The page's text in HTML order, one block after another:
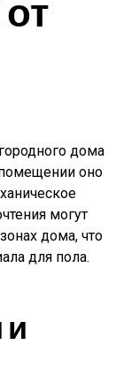
дома
оно
могут
дома, что
для пола.
и